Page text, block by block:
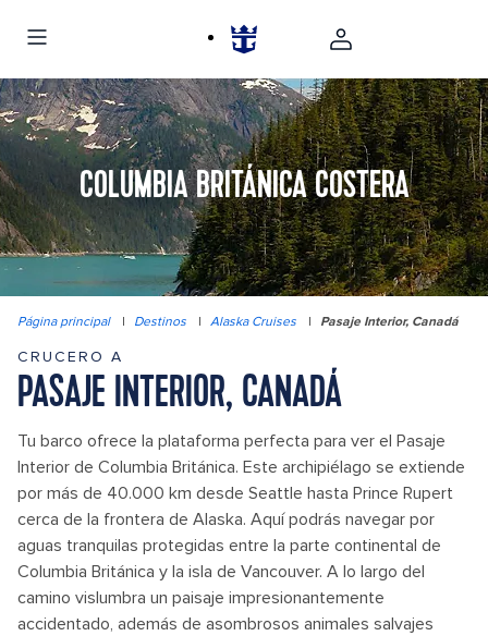
COLUMBIA BRITÁNICA COSTERA
Página principal | Destinos | Alaska Cruises | Pasaje Interior, Canadá
CRUCERO A
PASAJE INTERIOR, CANADÁ
Tu barco ofrece la plataforma perfecta para ver el Pasaje
Interior de Columbia Británica. Este archipiélago se extiende
por más de 40.000 km desde Seattle hasta Prince Rupert
cerca de la frontera de Alaska. Aquí podrás navegar por
aguas tranquilas protegidas entre la parte continental de
Columbia Británica y la isla de Vancouver. A lo largo del
camino vislumbra un paisaje impresionantemente
accidentado, además de asombrosos animales salvajes